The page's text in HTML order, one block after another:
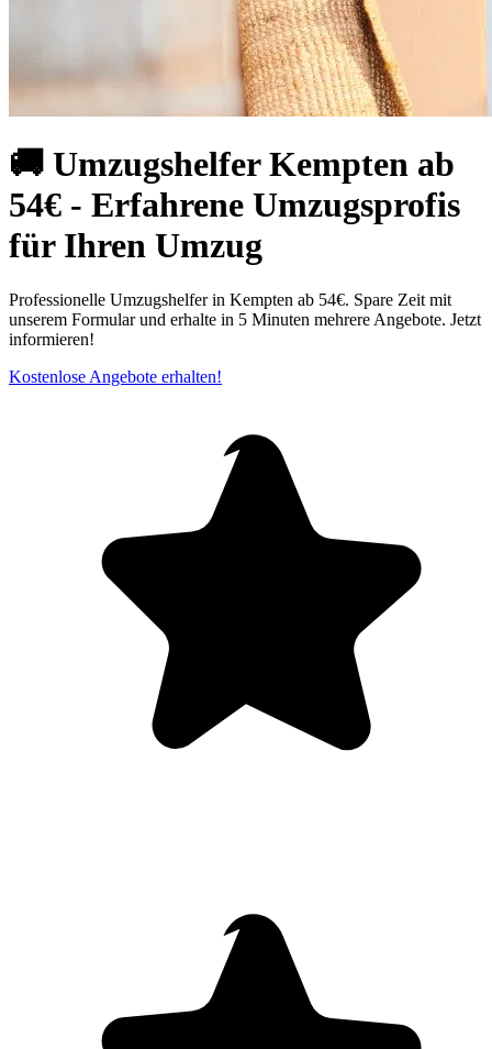
🚚 Umzugshelfer Kempten ab
54€ - Erfahrene Umzugsprofis
für Ihren Umzug
Professionelle Umzugshelfer in Kempten ab 54€. Spare Zeit mit
unserem Formular und erhalte in 5 Minuten mehrere Angebote. Jetzt
informieren!
Kostenlose Angebote erhalten!